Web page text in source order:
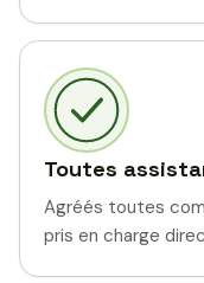
Toutes
Agréés toutes
pris en charge